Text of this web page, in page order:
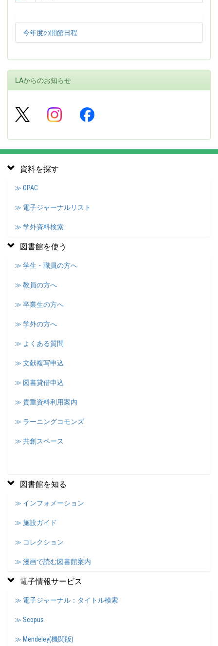
今年度の開館日程
LAからのお知らせ
資料を探す
≫ OPAC
≫ 電子ジャーナルリスト
≫ 学外資料検索
図書館を使う
≫ 学生・職員の方へ
≫ 教員の方へ
≫ 卒業生の方へ
≫ 学外の方へ
≫ よくある質問
≫ 文献複写申込
≫ 図書貸借申込
≫ 貴重資料利用案内
≫ ラーニングコモンズ
≫ 共創スペース
図書館を知る
≫ インフォメーション
≫ 施設ガイド
≫ コレクション
≫ 漫画で読む図書館案内
電子情報サービス
≫ 電子ジャーナル：タイトル検索
≫ Scopus
≫ Mendeley(機関版)